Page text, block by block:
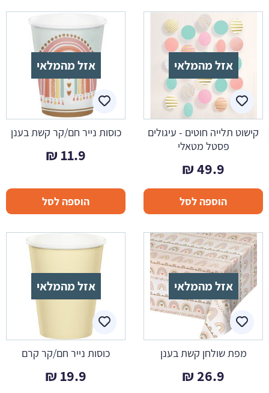
אזל מהמלאי
קישוט תלייה חוטים - עיגולים
פסטל מטאלי
49.9
₪
הוספה לסל
אזל מהמלאי
כוסות נייר חם/קר קשת בענן
11.9
₪
הוספה לסל
אזל מהמלאי
מפת שולחן קשת בענן
26.9
₪
אזל מהמלאי
כוסות נייר חם/קר קרם
19.9
₪